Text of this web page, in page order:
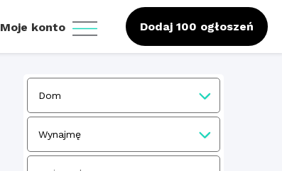
Dodaj 100 ogłoszeń
Moje konto